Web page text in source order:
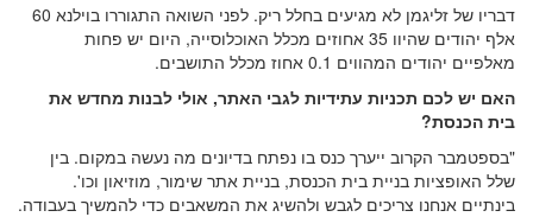
דבריו של זליגמן לא מגיעים בחלל ריק. לפני השואה התגוררו בוילנא 60
אלף יהודים שהיוו 35 אחוזים מכלל האוכלוסייה, היום יש פחות
מאלפיים יהודים המהווים 0.1 אחוז מכלל התושבים.
האם יש לכם תכניות עתידיות לגבי האתר, אולי לבנות מחדש את
בית הכנסת?
"בספטמבר הקרוב ייערך כנס בו נפתח בדיונים מה נעשה במקום. בין
שלל האופציות בניית בית הכנסת, בניית אתר שימור, מוזיאון וכו'.
בינתיים אנחנו צריכים לגבש ולהשיג את המשאבים כדי להמשיך בעבודה.